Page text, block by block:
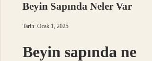
Beyin Sapında Neler Var
Tarih: Ocak 1, 2025
Beyin sapında ne